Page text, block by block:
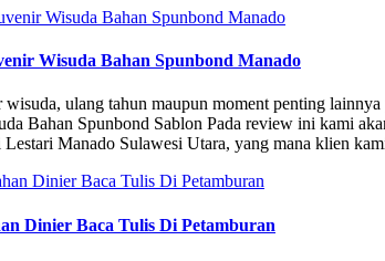
Wisuda Bahan Spunbond Manado
wisuda, ulang tahun maupun moment penting
Bahan Spunbond Sablon Pada review ini kami
Lestari Manado Sulawesi Utara, yang mana klien
Dinier Baca Tulis Di Petamburan